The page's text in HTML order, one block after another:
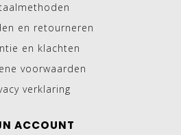
en retourneren
en klachten
voorwaarden
verklaring
ACCOUNT